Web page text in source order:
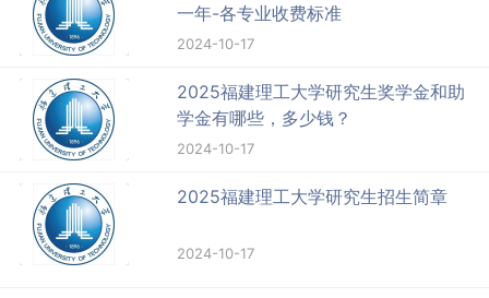
一年-各专业收费标准
2024-10-17
2025福建理工大学研究生奖学金和助
学金有哪些，多少钱？
2024-10-17
2025福建理工大学研究生招生简章
2024-10-17